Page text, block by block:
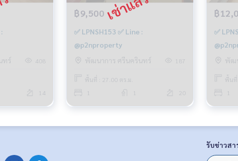
ทร์
408
14
฿9,500
✅ LPNSH153 ✅ Line :
@p2nproperty
พัฒนาการ ศรีนครินทร์
187
พื้นที่ : 27.00 ตร.ม.
20
฿
✅
พัฒ
พื้นที่
รับข่าวสา